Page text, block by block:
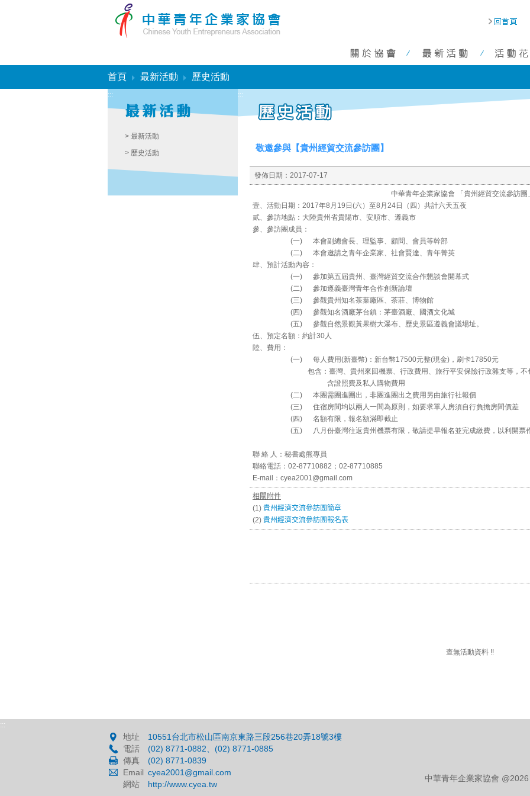
首頁 最新活動 歷史活動
:::
> 最新活動
> 歷史活動
:::
敬邀參與【貴州經貿交流參訪團】
發佈日期： 2017-07-17
中華青年企業家協會 「貴州經貿交流參訪團
壹、活動日期：2017年8月19日(六）至8月24日（四）共計六天五夜
貳、參訪地點：大陸貴州省貴陽市、安順市、遵義市
參、參訪團成員：
(一) 本會副總會長、理監事、顧問、會員等幹部
(二) 本會邀請之青年企業家、社會賢達、青年菁英
肆、預計活動內容：
(一) 參加第五屆貴州、臺灣經貿交流合作懇談會開幕式
(二) 參加遵義臺灣青年合作創新論壇
(三) 參觀貴州知名茶葉廠區、茶莊、博物館
(四) 參觀知名酒廠茅台鎮：茅臺酒廠、國酒文化城
(五) 參觀自然景觀黃果樹大瀑布、歷史景區遵義會議場址。
伍、預定名額：約計30人
陸、費用：
(一) 每人費用(新臺幣)：新台幣17500元整(現金)，刷卡17850元
包含：臺灣、貴州來回機票、行政費用、旅行平安保險行政雜支等，不
含證照費及私人購物費用
(二) 本團需團進團出，非團進團出之費用另由旅行社報價
(三) 住宿房間均以兩人一間為原則，如要求單人房須自行負擔房間價差
(四) 名額有限，報名額滿即截止
(五) 八月份臺灣往返貴州機票有限，敬請提早報名並完成繳費，以利開票
聯 絡 人：秘書處熊專員
聯絡電話：02-87710882；02-87710885
E-mail：cyea2001@gmail.com
相關附件
(1) 貴州經濟交流參訪團簡章
(2) 貴州經濟交流參訪團報名表
查無活動資料 !!
:::
地址
10551台北市松山區南京東路三段256巷20弄18號3樓
電話
(02) 8771-0882、(02) 8771-0885
傳真
(02) 8771-0839
Email cyea2001@gmail.com
網站
http://www.cyea.tw
中華青年企業家協會